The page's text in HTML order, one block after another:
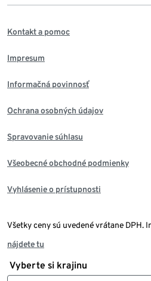
Kontakt a pomoc
Impresum
Informačná povinnosť
Ochrana osobných údajov
Spravovanie súhlasu
Všeobecné obchodné podmienky
Vyhlásenie o prístupnosti
Všetky ceny sú uvedené vrátane DPH.
nájdete tu
Vyberte si krajinu